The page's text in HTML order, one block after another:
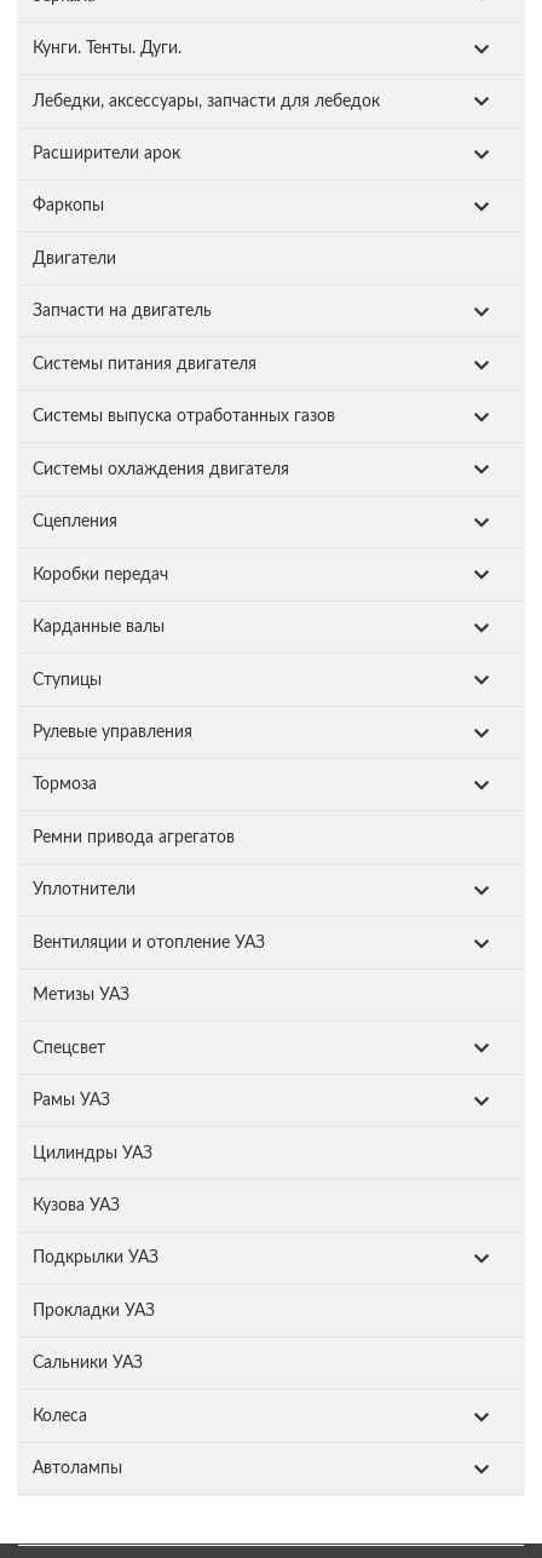
Кунги. Тенты. Дуги.
Лебедки, аксессуары, запчасти для лебедок
Расширители арок
Фаркопы
Двигатели
Запчасти на двигатель
Системы питания двигателя
Системы выпуска отработанных газов
Системы охлаждения двигателя
Сцепления
Коробки передач
Карданные валы
Ступицы
Рулевые управления
Тормоза
Ремни привода агрегатов
Уплотнители
Вентиляции и отопление УАЗ
Метизы УАЗ
Спецсвет
Рамы УАЗ
Цилиндры УАЗ
Кузова УАЗ
Подкрылки УАЗ
Прокладки УАЗ
Сальники УАЗ
Колеса
Автолампы